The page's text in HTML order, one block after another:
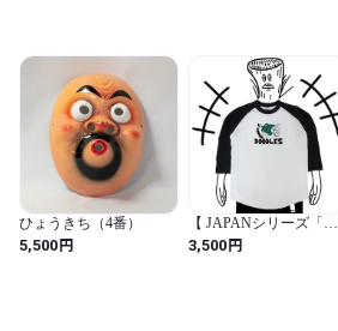
ひょうきち（4番）
5,500円
【 JAPANシリーズ「忍
者」ラグラン 】
3,500円